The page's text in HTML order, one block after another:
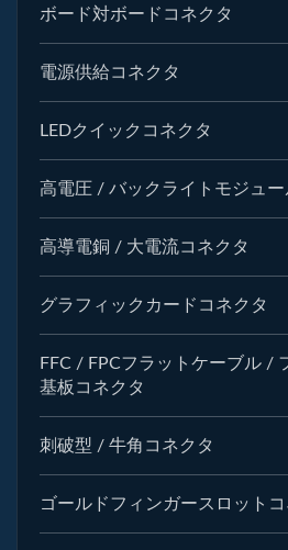
ボード対ボードコネクタ
電源供給コネクタ
LEDクイックコネクタ
高電圧 / バックライトモジュー
高導電銅 / 大電流コネクタ
グラフィックカードコネクタ
FFC / FPCフラットケーブル /
基板コネクタ
刺破型 / 牛角コネクタ
ゴールドフィンガースロットコ